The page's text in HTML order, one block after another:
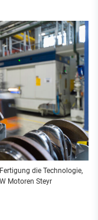
die Technologie,
Motoren Steyr